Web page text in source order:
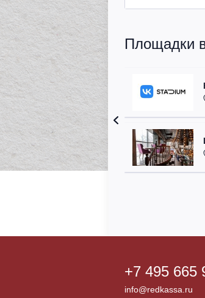
Площадки
+7 495 665
info@redkassa.ru